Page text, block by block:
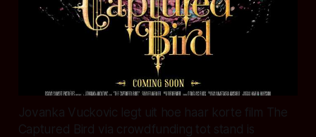
Jovanka Vuckovic legt uit hoe haar korte film The
Captured Bird via crowdfunding tot stand is